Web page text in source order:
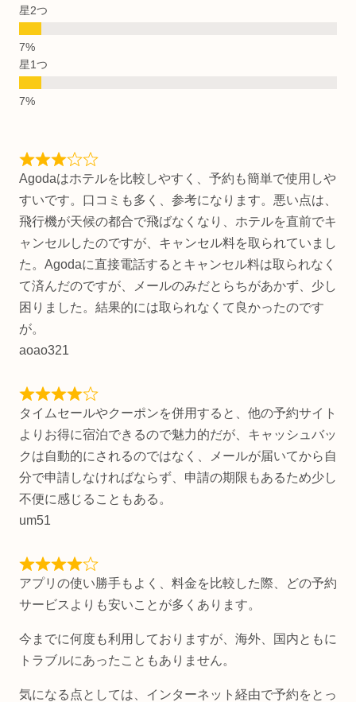
星2つ
星1つ
Agodaはホテルを比較しやすく、予約も簡単で使用しや
すいです。口コミも多く、参考になります。悪い点は、
飛行機が天候の都合で飛ばなくなり、ホテルを直前でキ
ャンセルしたのですが、キャンセル料を取られていまし
た。Agodaに直接電話するとキャンセル料は取られなく
て済んだのですが、メールのみだとらちがあかず、少し
困りました。結果的には取られなくて良かったのです
が。
aoao321
タイムセールやクーポンを併用すると、他の予約サイト
よりお得に宿泊できるので魅力的だが、キャッシュバッ
クは自動的にされるのではなく、メールが届いてから自
分で申請しなければならず、申請の期限もあるため少し
不便に感じることもある。
um51
アプリの使い勝手もよく、料金を比較した際、どの予約
サービスよりも安いことが多くあります。
今までに何度も利用しておりますが、海外、国内ともに
トラブルにあったこともありません。
気になる点としては、インターネット経由で予約をとっ